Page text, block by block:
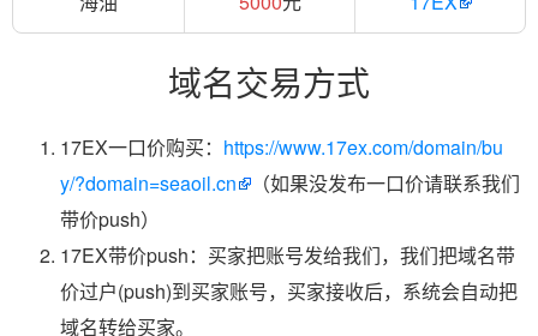
域名交易方式
17EX一口价购买： https://www.17ex.com/domain/bu
y/?domain=seaoil.cn
（如果没发布一口价请联系我们
带价push）
17EX带价push：买家把账号发给我们，我们把域名带
价过户(push)到买家账号，买家接收后，系统会自动把
域名转给买家。